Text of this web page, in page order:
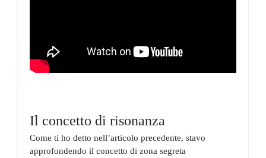
Il concetto di risonanza
Come ti ho detto nell’articolo precedente, stavo
approfondendo il concetto di zona segreta